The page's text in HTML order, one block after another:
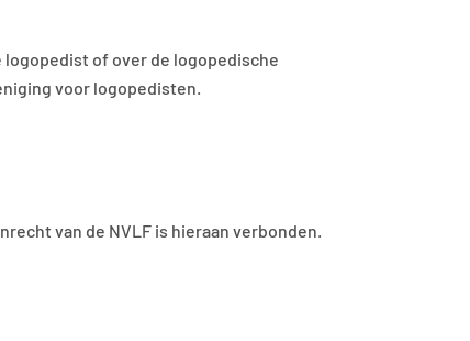
of over de logopedische
voor logopedisten.
van de NVLF is hieraan verbonden.